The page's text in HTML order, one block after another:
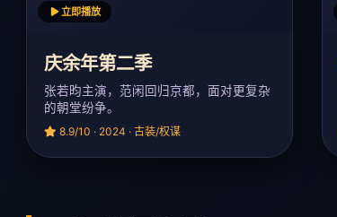
立即播放
庆余年第二季
张若昀主演，范闲回归京都，面对更复杂
的朝堂纷争。
8.9/10 · 2024 · 古装/权谋